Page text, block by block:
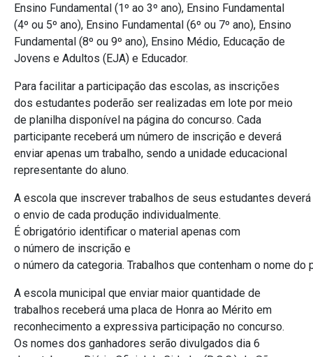
Ensino Fundamental (1º ao 3º ano), Ensino Fundamental
(4º ou 5º ano), Ensino Fundamental (6º ou 7º ano), Ensino
Fundamental (8º ou 9º ano), Ensino Médio, Educação de
Jovens e Adultos (EJA) e Educador.
Para facilitar a participação das escolas, as inscrições
dos estudantes poderão ser realizadas em lote por meio
de planilha disponível na página do concurso. Cada
participante receberá um número de inscrição e deverá
enviar apenas um trabalho, sendo a unidade educacional
representante do aluno.
A escola que inscrever trabalhos de seus estudantes
o envio de cada produção individualmente.
É obrigatório identificar o material apenas com
o número de inscrição e
o número da categoria. Trabalhos que contenham o nome
A escola municipal que enviar maior quantidade de
trabalhos receberá uma placa de Honra ao Mérito em
reconhecimento a expressiva participação no concurso.
Os nomes dos ganhadores serão divulgados dia 6